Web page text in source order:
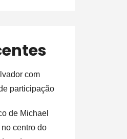
com
participação
de Michael
centro do